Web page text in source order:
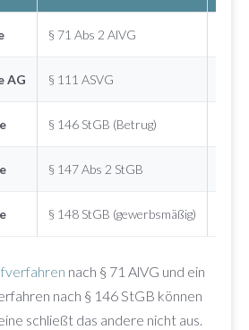
§ 71 Abs 2 AlVG
AG § 111 ASVG
§ 146 StGB (Betrug)
§ 147 Abs 2 StGB
§ 148 StGB (gewerbsmäßig)
nach § 71 AlVG und ein
nach § 146 StGB können
schließt das andere nicht aus.